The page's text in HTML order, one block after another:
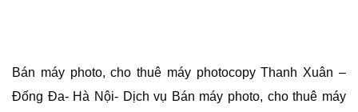
Bán máy photo, cho thuê máy photocopy Thanh Xuân –
Đống Đa- Hà Nội- Dịch vụ Bán máy photo, cho thuê máy